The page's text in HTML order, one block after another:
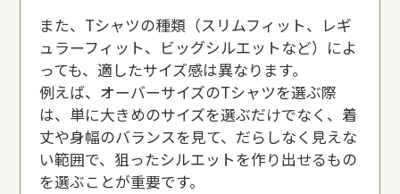
また、Tシャツの種類（スリムフィット、レギ
ュラーフィット、ビッグシルエットなど）によ
っても、適したサイズ感は異なります。
例えば、オーバーサイズのTシャツを選ぶ際
は、単に大きめのサイズを選ぶだけでなく、着
丈や身幅のバランスを見て、だらしなく見えな
い範囲で、狙ったシルエットを作り出せるもの
を選ぶことが重要です。